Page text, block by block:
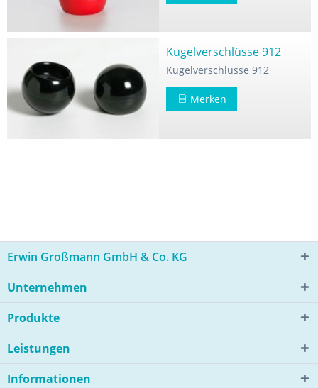
Kugelverschlüsse 912
Kugelverschlüsse 912
Merken
Erwin Großmann GmbH & Co. KG
Unternehmen
Produkte
Leistungen
Informationen